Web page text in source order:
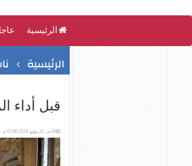
الرئيسية
الرئيسية
قبل أداء
الأحد، 22 يوليو 2018 05:00 م